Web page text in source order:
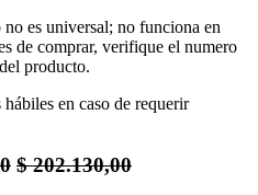
no es universal; no funciona en
de comprar, verifique el numero
producto.
en caso de requerir
$202.130,00